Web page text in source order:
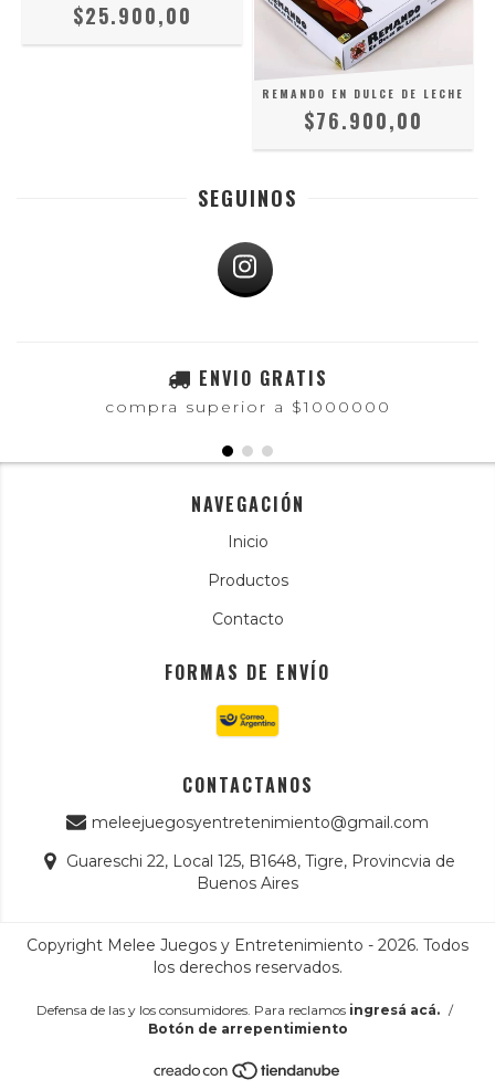
$25.900,00
REMANDO EN DULCE DE LECHE
$76.900,00
SEGUINOS
ENVIO GRATIS
compra superior a $1000000
NAVEGACIÓN
Inicio
Productos
Contacto
FORMAS DE ENVÍO
CONTACTANOS
meleejuegosyentretenimiento@gmail.com
Guareschi 22, Local 125, B1648, Tigre, Provincvia de
Buenos Aires
Copyright Melee Juegos y Entretenimiento - 2026. Todos
los derechos reservados.
Defensa de las y los consumidores. Para reclamos ingresá acá. /
Botón de arrepentimiento